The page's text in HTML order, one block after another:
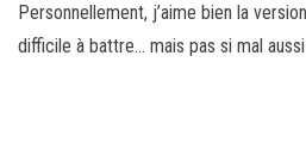
Personnellement, j’aime bien la
difficile à battre… mais pas si mal